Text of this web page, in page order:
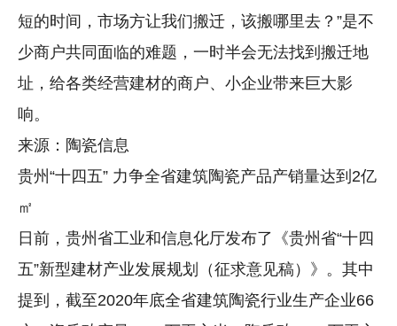
短的时间，市场方让我们搬迁，该搬哪里去？”是不
少商户共同面临的难题，一时半会无法找到搬迁地
址，给各类经营建材的商户、小企业带来巨大影
响。
来源：陶瓷信息
贵州“十四五” 力争全省建筑陶瓷产品产销量达到2亿
㎡
日前，贵州省工业和信息化厅发布了《贵州省“十四
五”新型建材产业发展规划（征求意见稿）》。其中
提到，截至2020年底全省建筑陶瓷行业生产企业66